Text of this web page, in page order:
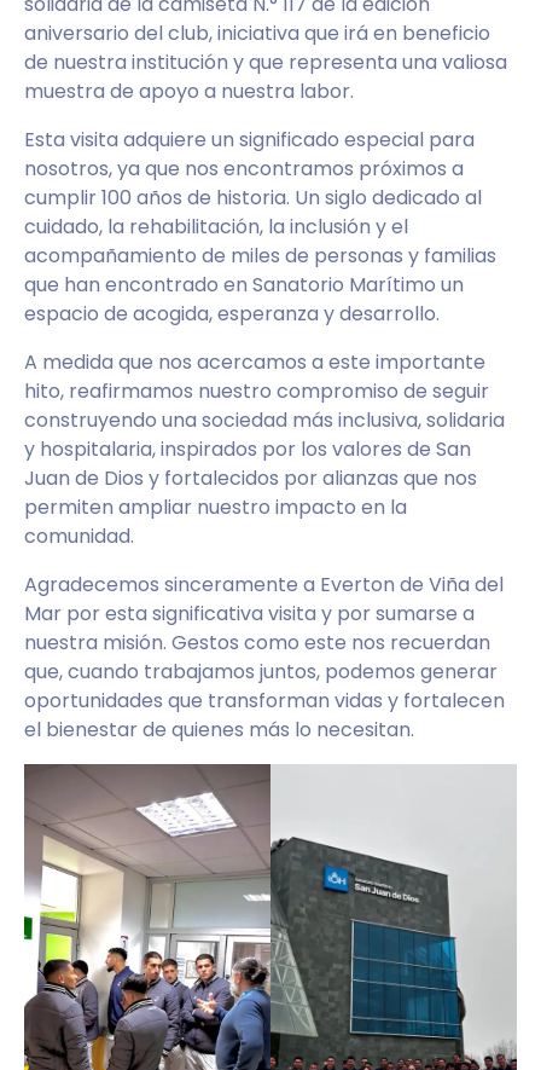
aniversario del club, iniciativa que irá en beneficio
de nuestra institución y que representa una valiosa
muestra de apoyo a nuestra labor.
Esta visita adquiere un significado especial para
nosotros, ya que nos encontramos próximos a
cumplir 100 años de historia. Un siglo dedicado al
cuidado, la rehabilitación, la inclusión y el
acompañamiento de miles de personas y familias
que han encontrado en Sanatorio Marítimo un
espacio de acogida, esperanza y desarrollo.
A medida que nos acercamos a este importante
hito, reafirmamos nuestro compromiso de seguir
construyendo una sociedad más inclusiva, solidaria
y hospitalaria, inspirados por los valores de San
Juan de Dios y fortalecidos por alianzas que nos
permiten ampliar nuestro impacto en la
comunidad.
Agradecemos sinceramente a Everton de Viña del
Mar por esta significativa visita y por sumarse a
nuestra misión. Gestos como este nos recuerdan
que, cuando trabajamos juntos, podemos generar
oportunidades que transforman vidas y fortalecen
el bienestar de quienes más lo necesitan.